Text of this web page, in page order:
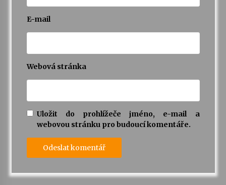
E-mail
Webová stránka
Uložit do prohlížeče jméno, e-mail a
webovou stránku pro budoucí komentáře.